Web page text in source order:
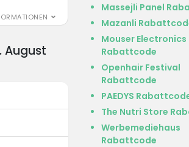
Massejli Panel
Mazanli
Mouser Electronics
Rabattcode
Openhair Festival
Rabattcode
PAEDYS
The Nutri Store
Werbemediehaus
Rabattcode
August